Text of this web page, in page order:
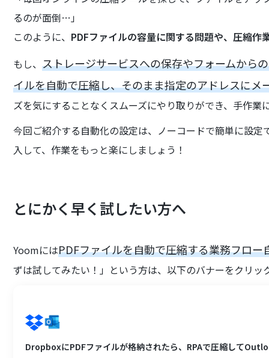
るのが面倒…」
このように、 PDFファイルの容量に関する問題や、圧縮作
もし、ストレージサービスへの保存やフォームから
イルを自動で圧縮し、そのまま指定のアドレスにメ
ズを気にすることなくスムーズにやり取りができ、手作業
今回ご紹介する自動化の設定は、ノーコードで簡単に設
入して、作業をもっと楽にしましょう！
とにかく早く試したい方へ
YoomにはPDFファイルを自動で圧縮する業務フロー
ずは試してみたい！」という方は、以下のバナーをクリ
DropboxにPDFファイルが格納されたら、RPAで圧縮して